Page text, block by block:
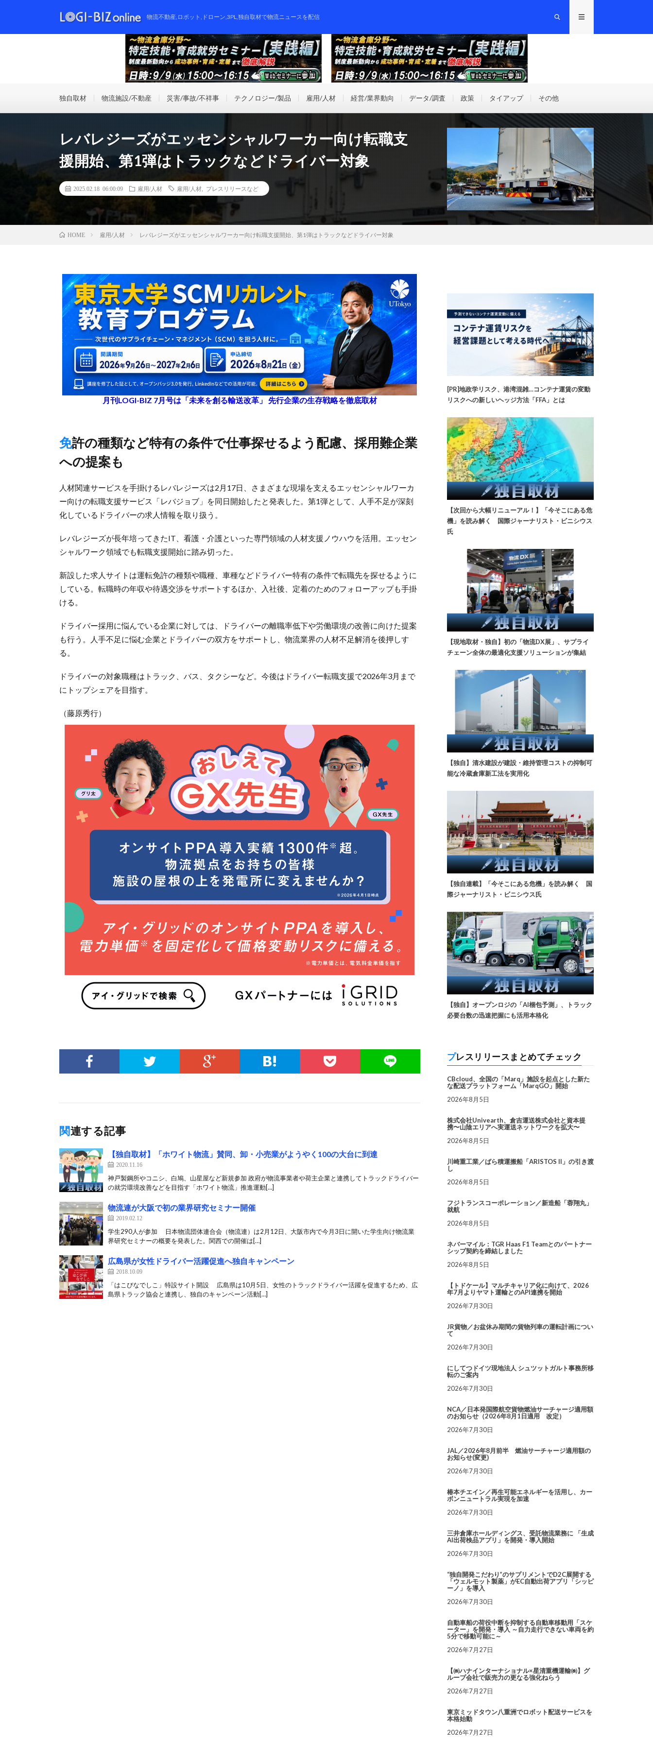
物流不動産,ロボット,ドローン,3PL,独自取材で物流ニュースを配信
独自取材 物流施設/不動産 災害/事故/不祥事 テクノロジー/製品 雇用/人材 経営/業界動向 データ/調査 政策 タイアップ その他
レバレジーズがエッセンシャルワーカー向け転職支
援開始、第1弾はトラックなどドライバー対象
2025.02.18 06:00:09 雇用/人材 雇用/人材 プレスリリースなど
HOME 雇用/人材 レバレジーズがエッセンシャルワーカー向け転職支援開始、第1弾はトラックなどドライバー対象
月刊LOGI-BIZ 7月号は「未来を創る輸送改革」 先行企業の生存戦略を徹底取材
免許の種類など特有の条件で仕事探せるよう配慮、採用難企業
への提案も
人材関連サービスを手掛けるレバレジーズは2月17日、さまざまな現場を支えるエッセンシャルワーカ
ー向けの転職支援サービス「レバジョブ」を同日開始したと発表した。第1弾として、人手不足が深刻
化しているドライバーの求人情報を取り扱う。
レバレジーズが長年培ってきたIT、看護・介護といった専門領域の人材支援ノウハウを活用。エッセン
シャルワーク領域でも転職支援開始に踏み切った。
新設した求人サイトは運転免許の種類や職種、車種などドライバー特有の条件で転職先を探せるように
している。転職時の年収や待遇交渉をサポートするほか、入社後、定着のためのフォローアップも手掛
ける。
ドライバー採用に悩んでいる企業に対しては、ドライバーの離職率低下や労働環境の改善に向けた提案
も行う。人手不足に悩む企業とドライバーの双方をサポートし、物流業界の人材不足解消を後押しす
る。
ドライバーの対象職種はトラック、バス、タクシーなど。今後はドライバー転職支援で2026年3月まで
にトップシェアを目指す。
（藤原秀行）
関連する記事
【独自取材】「ホワイト物流」賛同、卸・小売業がようやく100の大台に到達
2020.11.16
神戸製鋼所やコニシ、白鳩、山星屋など新規参加 政府が物流事業者や荷主企業と連携してトラックドライバー
の就労環境改善などを目指す「ホワイト物流」推進運動[…]
物流連が大阪で初の業界研究セミナー開催
2019.02.12
学生290人が参加 日本物流団体連合会（物流連）は2月12日、大阪市内で今月3日に開いた学生向け物流業
界研究セミナーの概要を発表した。関西での開催は[…]
広島県が女性ドライバー活躍促進へ独自キャンペーン
2018.10.09
「はこびなでしこ」特設サイト開設 広島県は10月5日、女性のトラックドライバー活躍を促進するため、広
島県トラック協会と連携し、独自のキャンペーン活動[…]
[PR]地政学リスク、港湾混雑…コンテナ運賃の変動
リスクへの新しいヘッジ方法「FFA」とは
【次回から大幅リニューアル！】「今そこにある危
機」を読み解く 国際ジャーナリスト・ビニシウス
氏
【現地取材・独自】初の「物流DX展」、サプライ
チェーン全体の最適化支援ソリューションが集結
【独自】清水建設が建設・維持管理コストの抑制可
能な冷蔵倉庫新工法を実用化
【独自連載】「今そこにある危機」を読み解く 国
際ジャーナリスト・ビニシウス氏
【独自】オープンロジの「AI梱包予測」、トラック
必要台数の迅速把握にも活用本格化
プレスリリースまとめてチェック
CBcloud、全国の「Marq」施設を起点とした新た
な配送プラットフォーム「MarqGO」開始
2026年8月5日
株式会社Univearth、倉吉運送株式会社と資本提
携〜山陰エリアへ実運送ネットワークを拡大〜
2026年8月5日
川崎重工業／ばら積運搬船「ARISTOS II」の引き渡
し
2026年8月5日
フジトランスコーポレーション／新造船「蓉翔丸」
就航
2026年8月5日
ネバーマイル：TGR Haas F1 Teamとのパートナー
シップ契約を締結しました
2026年8月5日
【トドケール】マルチキャリア化に向けて、2026
年7月よりヤマト運輸とのAPI連携を開始
2026年7月30日
JR貨物／お盆休み期間の貨物列車の運転計画につい
て
2026年7月30日
にしてつドイツ現地法人 シュツットガルト事務所移
転のご案内
2026年7月30日
NCA／日本発国際航空貨物燃油サーチャージ適用額
のお知らせ（2026年8月1日適用 改定）
2026年7月30日
JAL／2026年8月前半 燃油サーチャージ適用額の
お知らせ(変更)
2026年7月30日
椿本チエイン／再生可能エネルギーを活用し、カー
ボンニュートラル実現を加速
2026年7月30日
三井倉庫ホールディングス、受託物流業務に 「生成
AI出荷検品アプリ」を開発・導入開始
2026年7月30日
“独自開発こだわり”のサプリメントでD2C展開する
「ウェルモット製薬」がEC自動出荷アプリ「シッピ
ーノ」を導入
2026年7月30日
自動車船の荷役中断を抑制する自動車移動用「スケ
ーター」を開発・導入 ～自力走行できない車両を約
5分で移動可能に～
2026年7月27日
【㈱ハナインターナショナル×星清重機運輸㈱】グ
ループ会社で販売力の更なる強化ねらう
2026年7月27日
東京ミッドタウン八重洲でロボット配送サービスを
本格始動
2026年7月27日